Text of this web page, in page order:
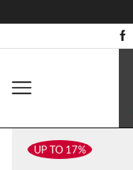
UP TO 17%